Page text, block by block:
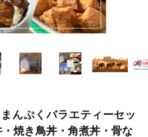
まんぷくバラエティーセッ
・焼き鳥丼・角煮丼・骨な